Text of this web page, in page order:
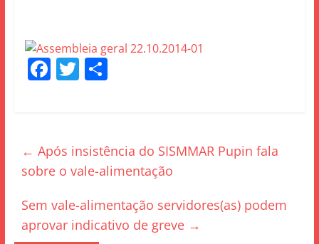
F
b
o
o
k
T S
← Após insistência do SISMMAR Pupin fala
sobre o vale-alimentação
Sem vale-alimentação servidores(as) podem
aprovar indicativo de greve →